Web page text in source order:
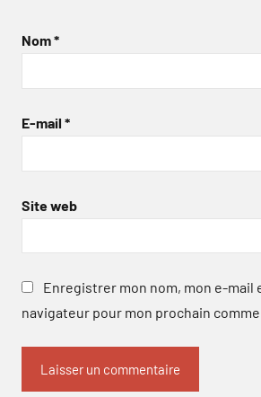
Nom*
E-mail *
Site web
Enregistrer mon nom, mon e-mail
navigateur pour mon prochain